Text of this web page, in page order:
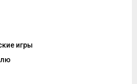
игры